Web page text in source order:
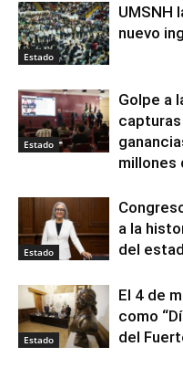
Estado
UMSNH
nuevo
Estado
Golpe a
millones
Estado
a la
del
Estado
El 4 de
como
del